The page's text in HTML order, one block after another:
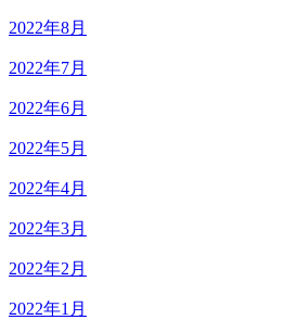
2022年8月
2022年7月
2022年6月
2022年5月
2022年4月
2022年3月
2022年2月
2022年1月